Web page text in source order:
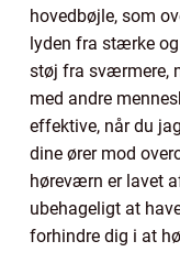
hovedbøjle, som
lyden fra stærke
støj fra sværmere,
med andre
effektive, når du
dine ører mod
høreværn er lavet
ubehageligt at
forhindre dig i at